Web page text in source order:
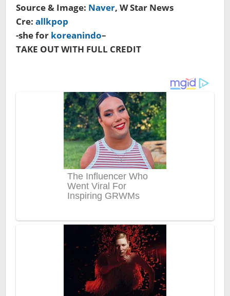
Source & Image: Naver, W Star News
Cre: allkpop
-she for koreanindo–
TAKE OUT WITH FULL CREDIT